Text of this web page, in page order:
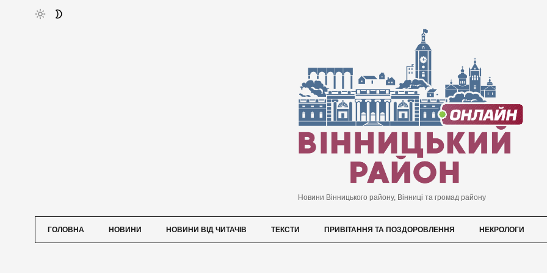
Новини Вінницького району, Вінниці та громад району
ГОЛОВНА НОВИНИ НОВИНИ ВІД ЧИТАЧІВ ТЕКСТИ ПРИВІТАННЯ ТА ПОЗДОРОВЛЕННЯ НЕКРОЛОГИ